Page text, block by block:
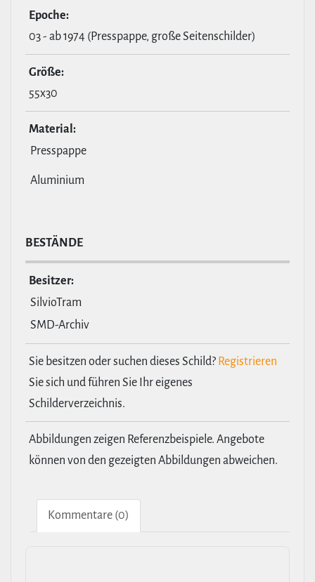
Epoche:
03 - ab 1974 (Presspappe, große Seitenschilder)
Größe:
55x30
Material:
Presspappe
Aluminium
BESTÄNDE
Besitzer:
SilvioTram
SMD-Archiv
Sie besitzen oder suchen dieses Schild? Registrieren
Sie sich und führen Sie Ihr eigenes
Schilderverzeichnis.
Abbildungen zeigen Referenzbeispiele. Angebote
können von den gezeigten Abbildungen abweichen.
Kom­men­tare (0)